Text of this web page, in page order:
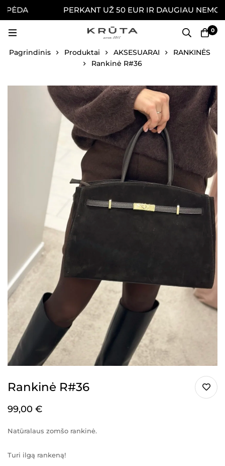
PERKANT UŽ 50 EUR IR DAUGIAU
0
Pagrindinis Produktai AKSESUARAI
RANKINĖS
Rankinė R#36
Rankinė R#36
99,00 €
Natūralaus zomšo rankinė.
Turi ilgą rankeną!